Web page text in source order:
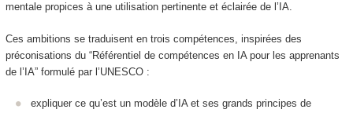
mentale propices à une utilisation pertinente et éclairée de l’IA.
Ces ambitions se traduisent en trois compétences, inspirées des
préconisations du “Référentiel de compétences en IA pour les apprenants
de l’IA” formulé par l’UNESCO :
expliquer ce qu’est un modèle d’IA et ses grands principes de